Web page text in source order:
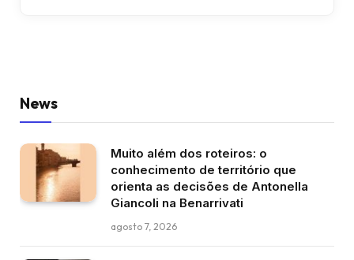
News
Muito além dos roteiros: o
conhecimento de território que
orienta as decisões de Antonella
Giancoli na Benarrivati
agosto 7, 2026